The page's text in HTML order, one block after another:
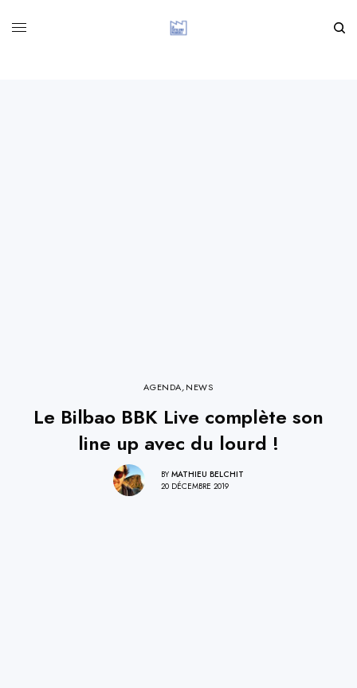
AGENDA,NEWS
Le Bilbao BBK Live complète son
line up avec du lourd !
BY MATHIEU BELCHIT
20 DÉCEMBRE 2019